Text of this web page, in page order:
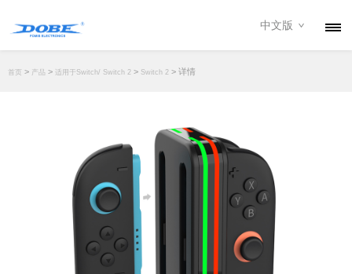
下载专区
中文版
首页 > 产品 > 适用于Switch/ Switch 2 > Switch 2 > 详情